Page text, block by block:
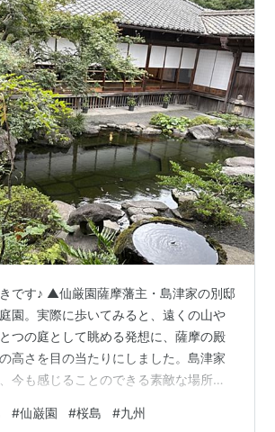
です♪ ▲仙厳園薩摩藩主・島津家の別邸
園。実際に歩いてみると、遠くの山や
つの庭として眺める発想に、薩摩の殿
高さを目の当たりにしました。島津家
今も感じることのできる素敵な場所で
野島津家金山鉱業事業所」を利用した
#仙巌園 #桜島 #九州